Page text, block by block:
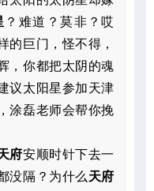
？难道？莫非？哎
的巨门，怪不得，
，你都把太阴的魂
议太阳星参加天津
涂磊老师会帮你挽
府安顺时针下去一
没隔？为什么 天府